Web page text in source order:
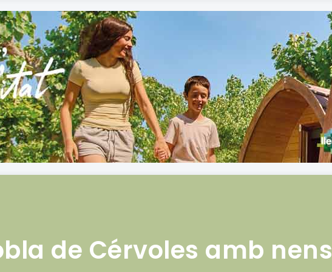
de Cérvoles amb nens